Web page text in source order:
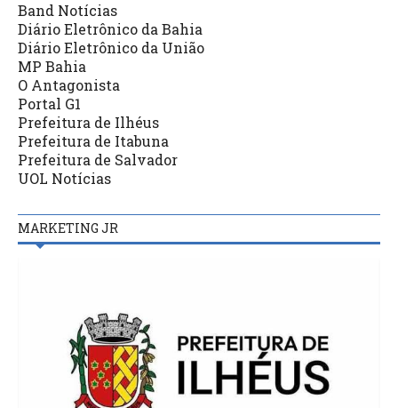
Band Notícias
Diário Eletrônico da Bahia
Diário Eletrônico da União
MP Bahia
O Antagonista
Portal G1
Prefeitura de Ilhéus
Prefeitura de Itabuna
Prefeitura de Salvador
UOL Notícias
MARKETING JR